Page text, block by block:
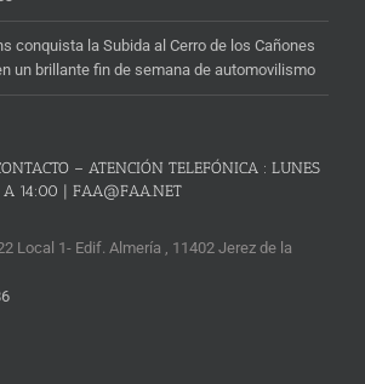
conquista la Subida al Cerro de los Cañones
un brillante fin de semana de automovilismo
– ATENCIÓN TELEFÓNICA : LUNES
14:00 | FAA@FAA.NET
Local 1- Edif. Almería , 11402 Jerez de la